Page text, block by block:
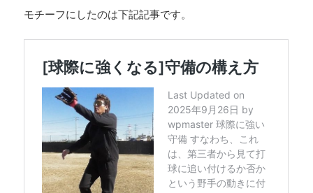
モチーフにしたのは下記記事です。